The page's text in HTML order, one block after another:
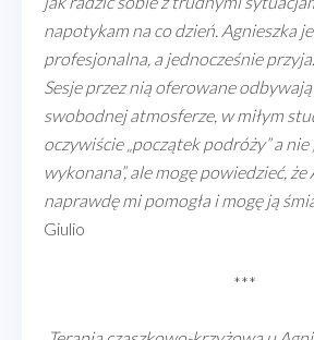
napotykam na co dzień. Agnieszka
profesjonalna, a jednocześnie
Sesje przez nią oferowane
swobodnej atmosferze, w miłym
oczywiście „początek podróży” a nie
wykonana”, ale mogę powiedzieć, że
naprawdę mi pomogła i mogę ją
Giulio
***